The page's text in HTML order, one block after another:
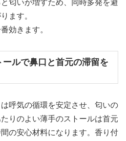
匂いが増すため、同時多発を避
ます。
効きます。
ルで鼻口と首元の滞留を
呼気の循環を安定させ、匂いの
りのよい薄手のストールは首元
の安心材料になります。香り付